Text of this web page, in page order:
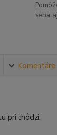
seba
Komentáre
pri chôdzi.